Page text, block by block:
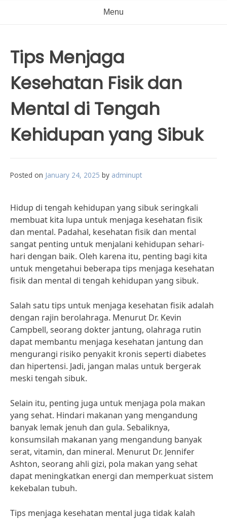
Menu
Tips Menjaga
Kesehatan Fisik dan
Mental di Tengah
Kehidupan yang Sibuk
Posted on January 24, 2025 by adminupt
Hidup di tengah kehidupan yang sibuk seringkali
membuat kita lupa untuk menjaga kesehatan fisik
dan mental. Padahal, kesehatan fisik dan mental
sangat penting untuk menjalani kehidupan sehari-
hari dengan baik. Oleh karena itu, penting bagi kita
untuk mengetahui beberapa tips menjaga kesehatan
fisik dan mental di tengah kehidupan yang sibuk.
Salah satu tips untuk menjaga kesehatan fisik adalah
dengan rajin berolahraga. Menurut Dr. Kevin
Campbell, seorang dokter jantung, olahraga rutin
dapat membantu menjaga kesehatan jantung dan
mengurangi risiko penyakit kronis seperti diabetes
dan hipertensi. Jadi, jangan malas untuk bergerak
meski tengah sibuk.
Selain itu, penting juga untuk menjaga pola makan
yang sehat. Hindari makanan yang mengandung
banyak lemak jenuh dan gula. Sebaliknya,
konsumsilah makanan yang mengandung banyak
serat, vitamin, dan mineral. Menurut Dr. Jennifer
Ashton, seorang ahli gizi, pola makan yang sehat
dapat meningkatkan energi dan memperkuat sistem
kekebalan tubuh.
Tips menjaga kesehatan mental juga tidak kalah